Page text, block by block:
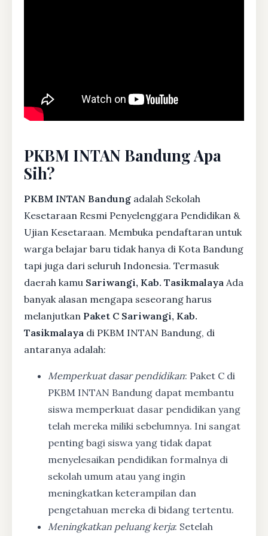
PKBM INTAN Bandung Apa
Sih?
PKBM INTAN Bandung adalah Sekolah
Kesetaraan Resmi Penyelenggara Pendidikan &
Ujian Kesetaraan. Membuka pendaftaran untuk
warga belajar baru tidak hanya di Kota Bandung
tapi juga dari seluruh Indonesia. Termasuk
daerah kamu Sariwangi, Kab. Tasikmalaya Ada
banyak alasan mengapa seseorang harus
melanjutkan Paket C Sariwangi, Kab.
Tasikmalaya di PKBM INTAN Bandung, di
antaranya adalah:
Memperkuat dasar pendidikan: Paket C di
PKBM INTAN Bandung dapat membantu
siswa memperkuat dasar pendidikan yang
telah mereka miliki sebelumnya. Ini sangat
penting bagi siswa yang tidak dapat
menyelesaikan pendidikan formalnya di
sekolah umum atau yang ingin
meningkatkan keterampilan dan
pengetahuan mereka di bidang tertentu.
Meningkatkan peluang kerja: Setelah